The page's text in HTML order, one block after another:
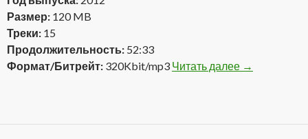
Размер: 120 MB
Треки: 15
Продолжительность: 52:33
Формат/Битрейт: 320Kbit/mp3 Читать далее The Congos
→